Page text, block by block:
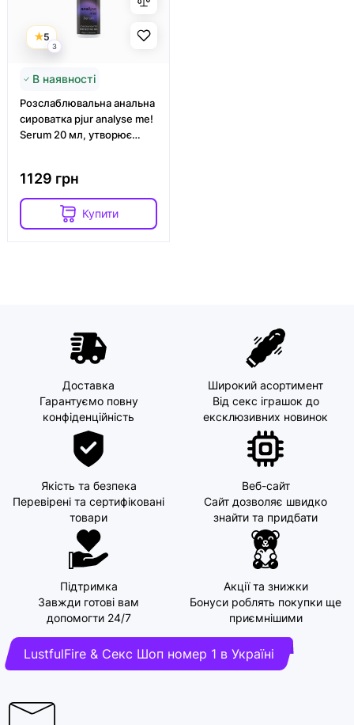
5
3
В наявності
Розслаблювальна анальна
сироватка pjur analyse me!
Serum 20 мл, утворює
1129 грн
Купити
Доставка
Гарантуємо повну
конфіденційність
Широкий асортимент
Від секс іграшок до
ексклюзивних новинок
Якість та безпека
Перевірені та сертифіковані
товари
Веб-сайт
Сайт дозволяє швидко
знайти та придбати
Підтримка
Завжди готові вам
допомогти 24/7
Акції та знижки
Бонуси роблять покупки ще
приємнішими
LustfulFire & Секс Шоп номер 1 в Україні